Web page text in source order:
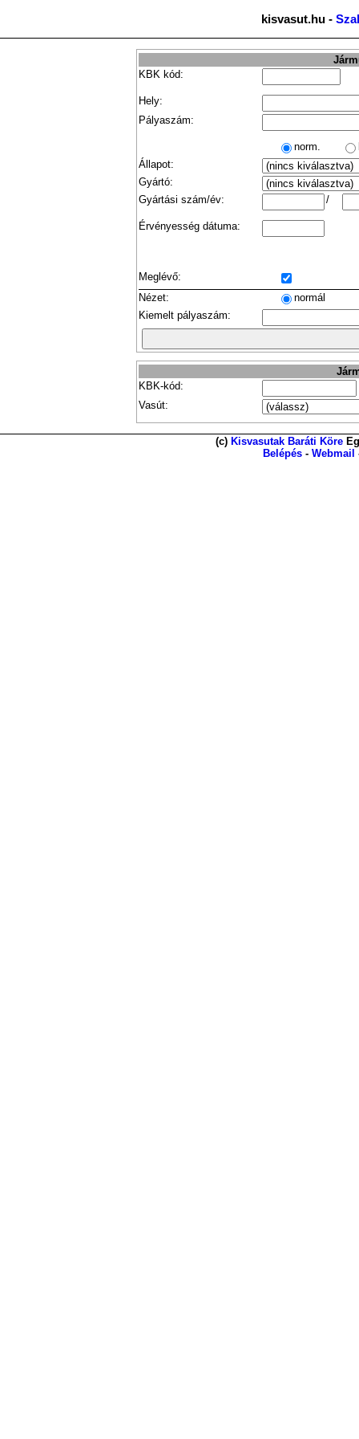
kisvasut.hu -
KBK kód:
Hely:
Pályaszám:
norm.
Állapot:
Gyártó:
Gyártási szám/év:
/
Érvényesség dátuma:
Meglévő:
Nézet:
normál
Kiemelt pályaszám:
KBK-kód:
Vasút:
(c) Kisvasutak Baráti Köre
Belépés - Webmail